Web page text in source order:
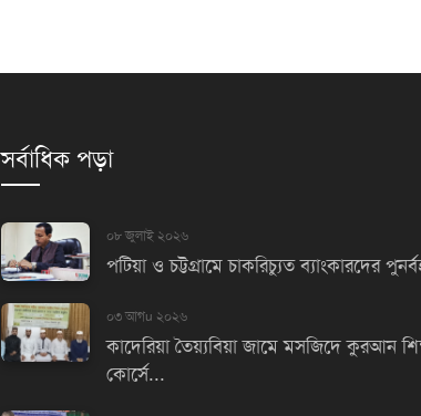
সর্বাধিক পড়া
০৮ জুলাই ২০২৬
পটিয়া ও চট্টগ্রামে চাকরিচ্যুত ব্যাংকারদের
০৩ আগu ২০২৬
কাদেরিয়া তৈয়্যবিয়া জামে মসজিদে কুরআন
কোর্সে...